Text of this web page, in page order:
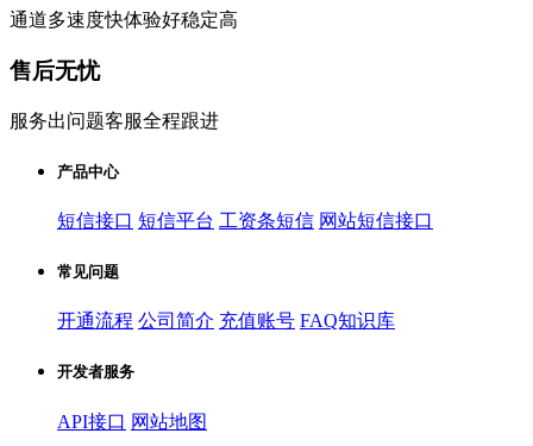
通道多速度快体验好稳定高
售后无忧
服务出问题客服全程跟进
产品中心
短信接口 短信平台 工资条短信 网站短信接口
常见问题
开通流程 公司简介 充值账号 FAQ知识库
开发者服务
API接口 网站地图